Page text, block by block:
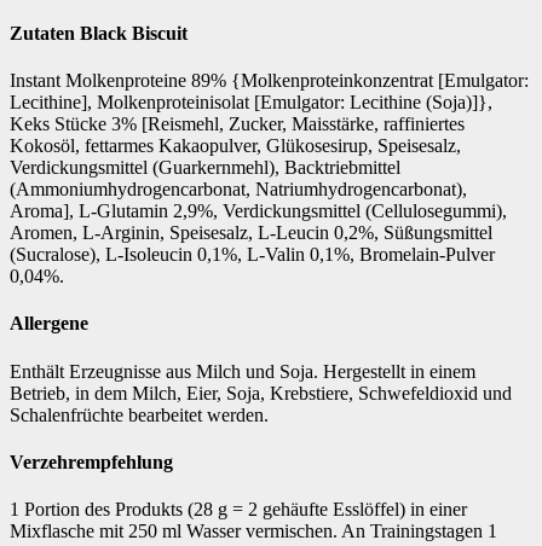
Zutaten Black Biscuit
Instant Molkenproteine 89% {Molkenproteinkonzentrat [Emulgator:
Lecithine], Molkenproteinisolat [Emulgator: Lecithine (Soja)]},
Keks Stücke 3% [Reismehl, Zucker, Maisstärke, raffiniertes
Kokosöl, fettarmes Kakaopulver, Glükosesirup, Speisesalz,
Verdickungsmittel (Guarkernmehl), Backtriebmittel
(Ammoniumhydrogencarbonat, Natriumhydrogencarbonat),
Aroma], L-Glutamin 2,9%, Verdickungsmittel (Cellulosegummi),
Aromen, L-Arginin, Speisesalz, L-Leucin 0,2%, Süßungsmittel
(Sucralose), L-Isoleucin 0,1%, L-Valin 0,1%, Bromelain-Pulver
0,04%.
Allergene
Enthält Erzeugnisse aus Milch und Soja. Hergestellt in einem
Betrieb, in dem Milch, Eier, Soja, Krebstiere, Schwefeldioxid und
Schalenfrüchte bearbeitet werden.
Verzehrempfehlung
1 Portion des Produkts (28 g = 2 gehäufte Esslöffel) in einer
Mixflasche mit 250 ml Wasser vermischen. An Trainingstagen 1